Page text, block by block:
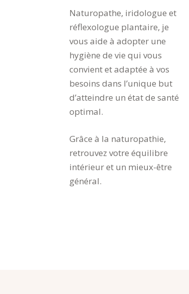
Naturopathe, iridologue et
réflexologue plantaire, je
vous aide à adopter une
hygiène de vie qui vous
convient et adaptée à vos
besoins dans l’unique but
d’atteindre un état de santé
optimal.
Grâce à la naturopathie,
retrouvez votre équilibre
intérieur et un mieux-être
général.